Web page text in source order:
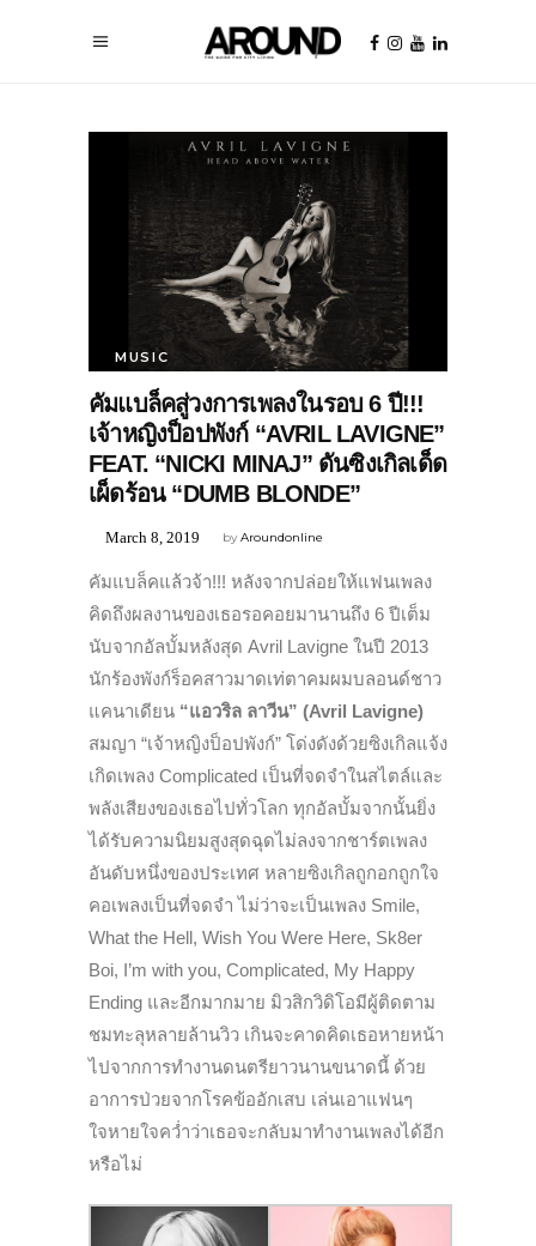
MUSIC
คัมแบล็คสู่วงการเพลงในรอบ 6 ปี!!!
เจ้าหญิงป็อปพังก์ “AVRIL LAVIGNE”
FEAT. “NICKI MINAJ” ดันซิงเกิลเด็ด
เผ็ดร้อน “DUMB BLONDE”
byAroundonline
March 8, 2019
คัมแบล็คแล้วจ้า!!! หลังจากปล่อยให้แฟนเพลง
คิดถึงผลงานของเธอรอคอยมานานถึง 6 ปีเต็ม
นับจากอัลบั้มหลังสุด Avril Lavigne ในปี 2013
นักร้องพังก์ร็อคสาวมาดเท่ตาคมผมบลอนด์ชาว
แคนาเดียน “แอวริล ลาวีน” (Avril Lavigne)
สมญา “เจ้าหญิงป็อปพังก์” โด่งดังด้วยซิงเกิลแจ้ง
เกิดเพลง Complicated เป็นที่จดจำในสไตล์และ
พลังเสียงของเธอไปทั่วโลก ทุกอัลบั้มจากนั้นยิ่ง
ได้รับความนิยมสูงสุดฉุดไม่ลงจากชาร์ตเพลง
อันดับหนึ่งของประเทศ หลายซิงเกิลถูกอกถูกใจ
คอเพลงเป็นที่จดจำ ไม่ว่าจะเป็นเพลง Smile,
What the Hell, Wish You Were Here, Sk8er
Boi, I’m with you, Complicated, My Happy
Ending และอีกมากมาย มิวสิกวิดิโอมีผู้ติดตาม
ชมทะลุหลายล้านวิว เกินจะคาดคิดเธอหายหน้า
ไปจากการทำงานดนตรียาวนานขนาดนี้ ด้วย
อาการป่วยจากโรคข้ออักเสบ เล่นเอาแฟนๆ
ใจหายใจคว่ำว่าเธอจะกลับมาทำงานเพลงได้อีก
หรือไม่